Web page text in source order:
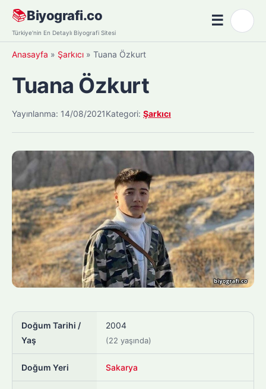
Skip
content
📚Biyografi.co
Türkiye'nin En Detaylı Biyografi Sitesi
☰Menü
Anasayfa » Şarkıcı » Tuana Özkurt
Tuana Özkurt
Yayınlanma: 14/08/2021Kategori: Şarkıcı
Doğum Tarihi /
Yaş
2004
(22 yaşında)
Doğum Yeri Sakarya